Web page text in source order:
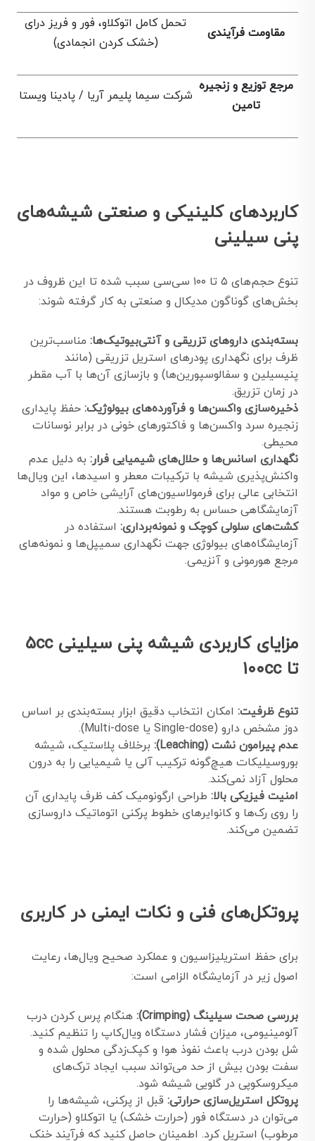
مقاومت فرآیندی
تحمل کامل اتوکلاو، فور و فریز درای
(خشک کردن انجمادی)
مرجع توزیع و زنجیره
تامین
شرکت سیما پلیمر آریا / پادینا ویستا
کاربردهای کلینیکی و صنعتی شیشه‌های
پنی سیلینی
تنوع حجم‌های ۵ تا ۱۰۰ سی‌سی سبب شده تا این ظروف در
بخش‌های گوناگون مدیکال و صنعتی به کار گرفته شوند:
بسته‌بندی داروهای تزریقی و آنتی‌بیوتیک‌ها: مناسب‌ترین
ظرف برای نگهداری پودرهای استریل تزریقی (مانند
پنیسیلین و سفالوسپورین‌ها) و بازسازی آن‌ها با آب مقطر
در زمان تزریق.
ذخیره‌سازی واکسن‌ها و فرآورده‌های بیولوژیک: حفظ پایداری
زنجیره سرد واکسن‌ها و فاکتورهای خونی در برابر نوسانات
محیطی.
نگهداری اسانس‌ها و حلال‌های شیمیایی فرار: به دلیل عدم
واکنش‌پذیری شیشه با ترکیبات معطر و اسیدها، این ویال‌ها
انتخابی عالی برای فرمولاسیون‌های آرایشی خاص و مواد
آزمایشگاهی حساس به رطوبت هستند.
کشت‌های سلولی کوچک و نمونه‌برداری: استفاده در
آزمایشگاه‌های بیولوژی جهت نگهداری سمیپل‌ها و نمونه‌های
مرجع هورمونی و آنزیمی.
مزایای کاربردی شیشه پنی سیلینی ۵cc
تا ۱۰۰cc
تنوع ظرفیت: امکان انتخاب دقیق ابزار بسته‌بندی بر اساس
دوز مشخص دارو (Single-dose یا Multi-dose).
عدم پیرامون نشت (Leaching):
برخلاف پلاستیک، شیشه
بوروسیلیکات هیچ‌گونه ترکیب آلی یا شیمیایی را به درون
محلول آزاد نمی‌کند.
امنیت فیزیکی بالا: طراحی ارگونومیک کف ظرف پایداری آن
را روی رک‌ها و کانوایرهای خطوط پرکنی اتوماتیک داروسازی
تضمین می‌کند.
پروتکل‌های فنی و نکات ایمنی در کاربری
برای حفظ استریلیزاسیون و عملکرد صحیح ویال‌ها، رعایت
اصول زیر در آزمایشگاه الزامی است:
بررسی صحت سیلینگ (Crimping):
هنگام پرس کردن درب
آلومینیومی، میزان فشار دستگاه ویال‌کاپ را تنظیم کنید.
شل بودن درب باعث نفوذ هوا و کپک‌زدگی محلول شده و
سفت بودن بیش از حد می‌تواند سبب ایجاد ترک‌های
میکروسکوپی در گلویی شیشه شود.
پروتکل استریل‌سازی حرارتی: قبل از پرکنی، شیشه‌ها را
می‌توان در دستگاه فور (حرارت خشک) یا اتوکلاو (حرارت
مرطوب) استریل کرد. اطمینان حاصل کنید که فرآیند خنک